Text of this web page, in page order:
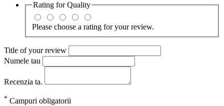
Rating forQuality
Please choose a rating for your review.
Title of your review
Numele tau
Recenzia ta.
* Campuri obligatorii